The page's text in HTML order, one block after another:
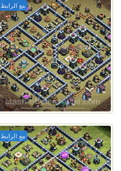
مع الرابط
مع الرابط